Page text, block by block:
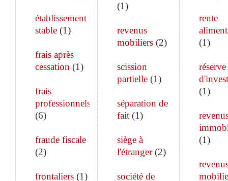
établissement
stable (1)
frais après
cessation (1)
frais
professionnels
(6)
fraude fiscale
(2)
frontaliers (1)
(1)
revenus
mobiliers(2)
scission
partielle(1)
séparation de
fait(1)
siège à
l'étranger(2)
société de
rente
(1)
réserve
(1)
(1)